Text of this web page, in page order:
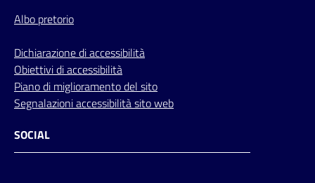
Albo pretorio
Dichiarazione di accessibilità
Obiettivi di accessibilità
Piano di miglioramento del sito
Segnalazioni accessibilità sito web
SOCIAL